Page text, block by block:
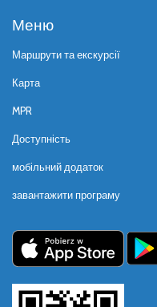
Меню
Маршрути та екскурсії
Карта
MPR
Доступність
мобільний додаток
завантажити програму